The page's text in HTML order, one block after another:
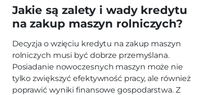
Jakie są zalety i wady kredytu
na zakup maszyn rolniczych?
Decyzja o wzięciu kredytu na zakup maszyn
rolniczych musi być dobrze przemyślana.
Posiadanie nowoczesnych maszyn może nie
tylko zwiększyć efektywność pracy, ale również
poprawić wyniki finansowe gospodarstwa. Z